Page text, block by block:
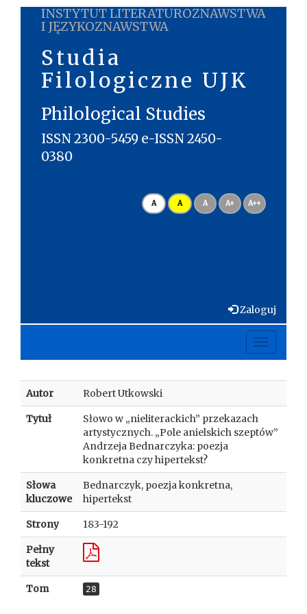
INSTYTUT LITERATUROZNAWSTWA
I JĘZYKOZNAWSTWA
Studia
Filologiczne UJK
Philological Studies
ISSN 2300-5459 e-ISSN 2450-
0380
A A A A+ A++
Zaloguj
Toggle
Autor Robert Utkowski
Tytuł
Słowo w „nieliterackich” przekazach
artystycznych. „Pole anielskich szeptów”
Andrzeja Bednarczyka: poezja
konkretna czy hipertekst?
Słowa
kluczowe
Bednarczyk, poezja konkretna,
hipertekst
Strony 183-192
Pełny
tekst
Tom 28